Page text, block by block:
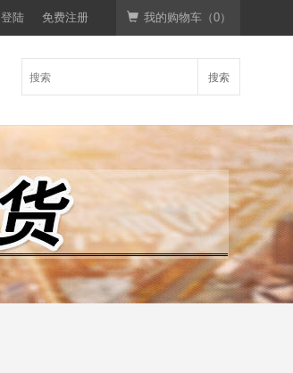
登陆 免费注册 我的购物车（0）
搜索